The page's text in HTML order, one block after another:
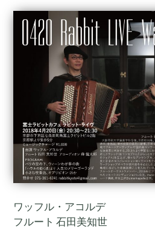
ワッフル・アコルデ
フルート 石田美知世